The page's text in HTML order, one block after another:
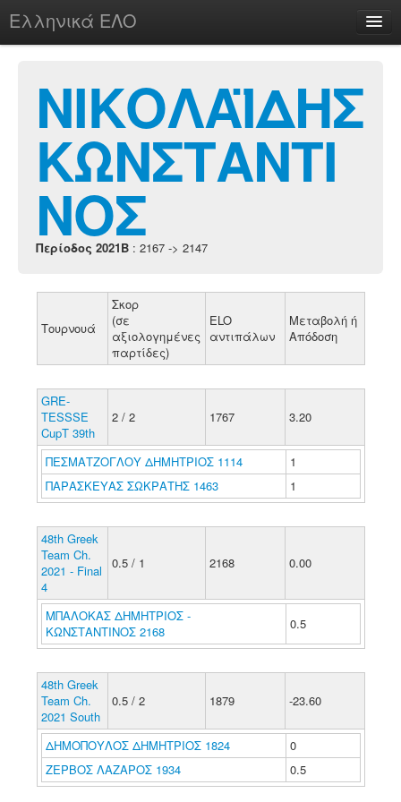
Ελληνικά ΕΛΟ
chesstu.be @ discord
Login
ΝΙΚΟΛΑΪΔΗΣ
ΚΩΝΣΤΑΝΤΙ
ΝΟΣ
Περίοδος 2021B : 2167 -> 2147
Τουρνουά
Σκορ
(σε
αξιολογημένες
παρτίδες)
ELO
αντιπάλων
Μεταβολή ή
Απόδοση
GRE-
TESSSE
CupT 39th
2 / 2 1767 3.20
ΠΕΣΜΑΤΖΟΓΛΟΥ ΔΗΜΗΤΡΙΟΣ 1114
1
ΠΑΡΑΣΚΕΥΑΣ ΣΩΚΡΑΤΗΣ 1463
1
48th Greek
Team Ch.
2021 - Final
4
0.5 / 1 2168 0.00
ΜΠΑΛΟΚΑΣ ΔΗΜΗΤΡΙΟΣ -
ΚΩΝΣΤΑΝΤΙΝΟΣ 2168
0.5
48th Greek
Team Ch.
2021 South
0.5 / 2 1879 -23.60
ΔΗΜΟΠΟΥΛΟΣ ΔΗΜΗΤΡΙΟΣ 1824
0
ΖΕΡΒΟΣ ΛΑΖΑΡΟΣ 1934
0.5